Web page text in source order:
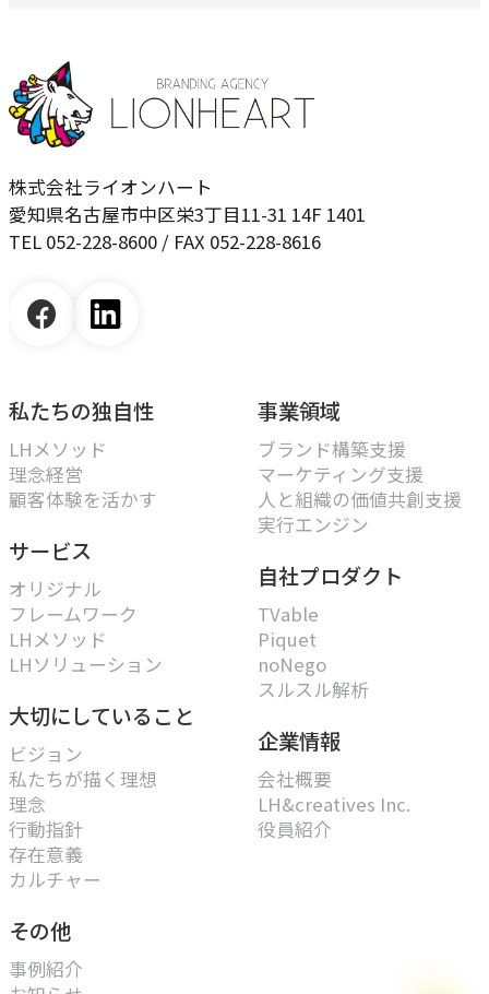
株式会社ライオンハート
愛知県名古屋市中区栄3丁目11-31 14F 1401
TEL 052-228-8600 / FAX 052-228-8616
私たちの独自性
LHメソッド
理念経営
顧客体験を活かす
サービス
オリジナル
フレームワーク
LHメソッド
LHソリューション
大切にしていること
ビジョン
私たちが描く理想
理念
行動指針
存在意義
カルチャー
その他
事例紹介
事業領域
ブランド構築支援
マーケティング支援
人と組織の価値共創支援
実行エンジン
自社プロダクト
TVable
Piquet
noNego
スルスル解析
企業情報
会社概要
LH&creatives Inc.
役員紹介